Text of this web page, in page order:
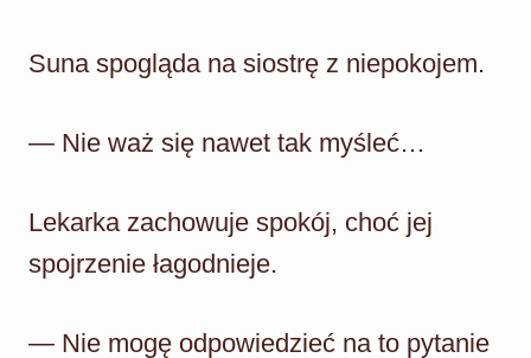
Suna spogląda na siostrę z niepokojem.
— Nie waż się nawet tak myśleć…
Lekarka zachowuje spokój, choć jej
spojrzenie łagodnieje.
— Nie mogę odpowiedzieć na to pytanie